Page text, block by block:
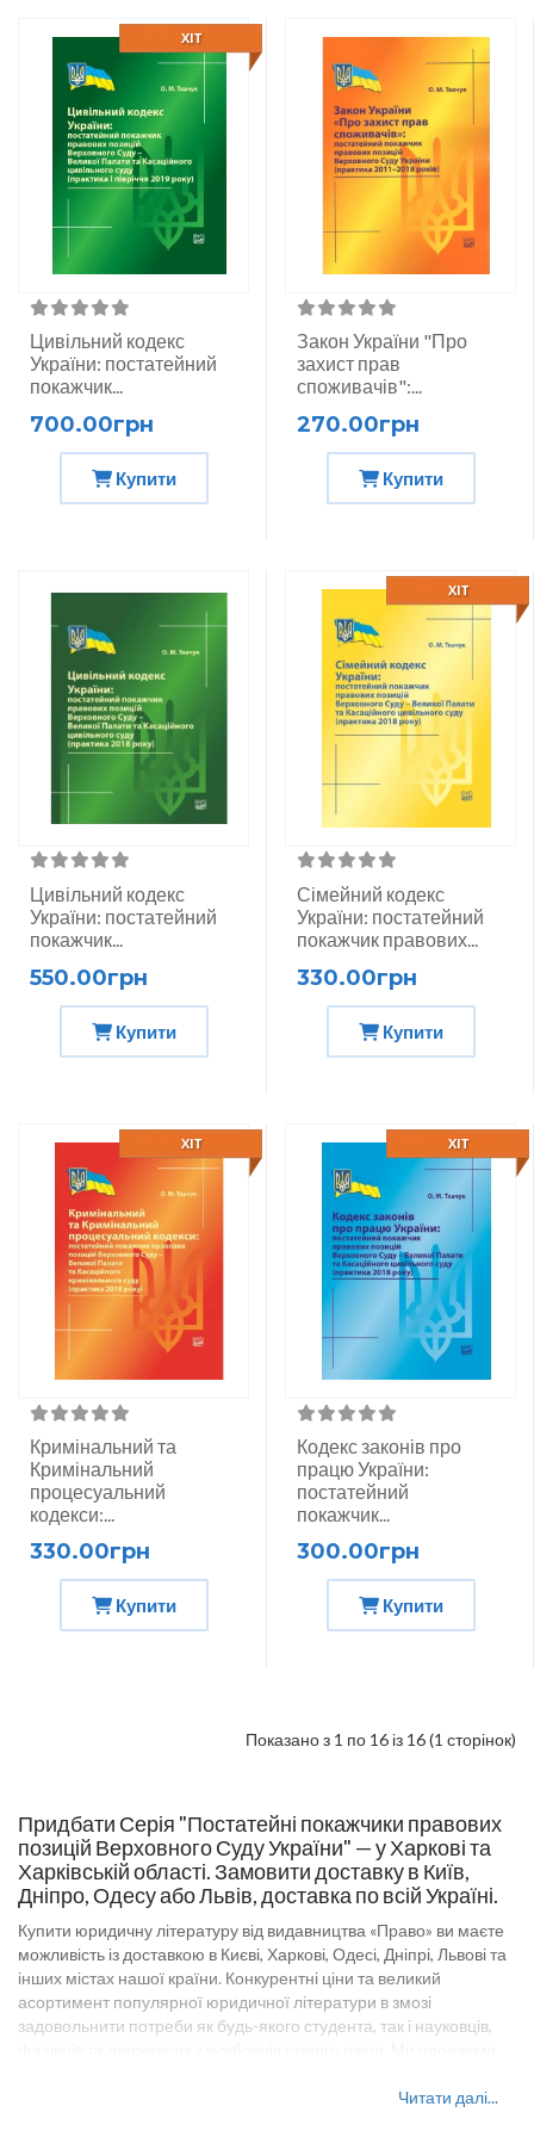
Цивільний кодекс
України: постатейний
покажчик...
ХІТ
700.00грн
Купити
Закон України "Про
захист прав
споживачів":...
270.00грн
Купити
Цивільний кодекс
України: постатейний
покажчик...
550.00грн
Купити
Сімейний кодекс
України: постатейний
покажчик правових...
ХІТ
330.00грн
Купити
Кримінальний та
Кримінальний
процесуальний
кодекси:...
ХІТ
330.00грн
Купити
Кодекс законів про
працю України:
постатейний
покажчик...
ХІТ
300.00грн
Купити
Показано з 1 по 16 із 16 (1 сторінок)
Придбати Серія "Постатейні покажчики правових
позицій Верховного Суду України" — у Харкові та
Харківській області. Замовити доставку в Київ,
Дніпро, Одесу або Львів, доставка по всій Україні.
Купити юридичну літературу від видавництва «Право» ви маєте
можливість із доставкою в Києві, Харкові, Одесі, Дніпрі, Львові та
інших містах нашої країни. Конкурентні ціни та великий
асортимент популярної юридичної літератури в змозі
задовольнити потреби як будь-якого студента, так і науковців,
покажчики правових позицій Верховного Суду України" доставка
Читати далі...